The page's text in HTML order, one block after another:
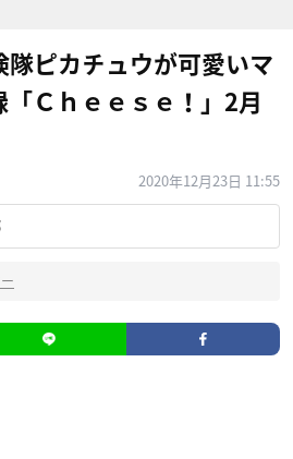
隊ピカチュウが可愛いマ
「Ｃｈｅｅｓｅ！」2月
2020年12月23日 11:55